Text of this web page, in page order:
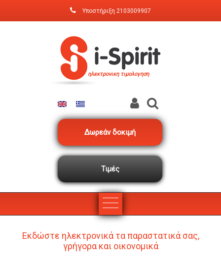
Παράκαμψη προς το κυρίως περιεχόμενο
Υποστήριξη 2103009907
ηλεκτρονικη τιμολογηση
Δωρεάν δοκιμή
Τιμές
Εκδώστε ηλεκτρονικά τα παραστατικά σας,
γρήγορα και οικονομικά